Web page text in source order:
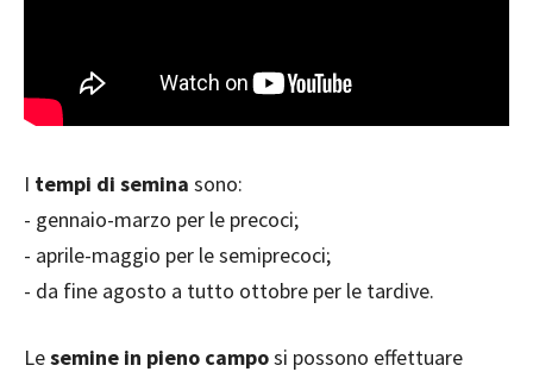
I tempi di semina sono:
- gennaio-marzo per le precoci;
- aprile-maggio per le semiprecoci;
- da fine agosto a tutto ottobre per le tardive.
Lesemine in pieno camposi possono effettuare